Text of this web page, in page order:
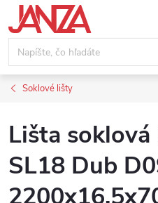
Prejsť na obsah
Soklové lišty
Lišta
SL18 Dub